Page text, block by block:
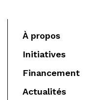
À propos
Initiatives
Financement
Actualités